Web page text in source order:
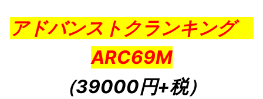
アドバンストクランキング
ARC69M
（39000円+税）